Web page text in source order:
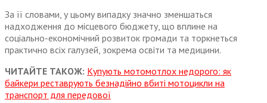
За її словами, у цьому випадку значно зменшаться
надходження до місцевого бюджету, що вплине на
соціально-економічний розвиток громади та торкнеться
практично всіх галузей, зокрема освіти та медицини.
ЧИТАЙТЕ ТАКОЖ: Купують мотомотлох недорого: як
байкери реставрують безнадійно вбиті мотоцикли на
транспорт для передової